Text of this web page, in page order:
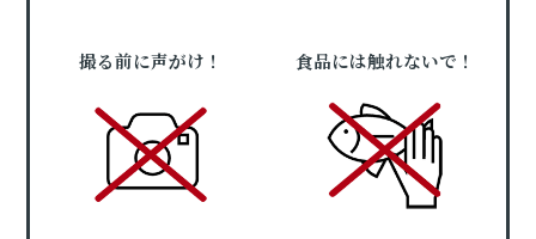
撮る前に声がけ！ 食品には触れないで！